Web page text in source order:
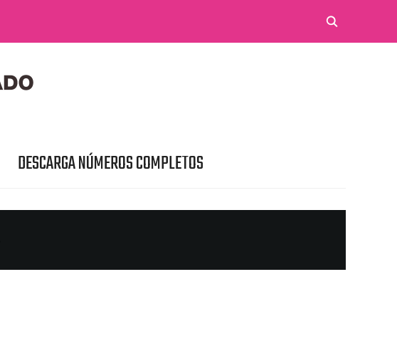
DESCARGA NÚMEROS COMPLETOS